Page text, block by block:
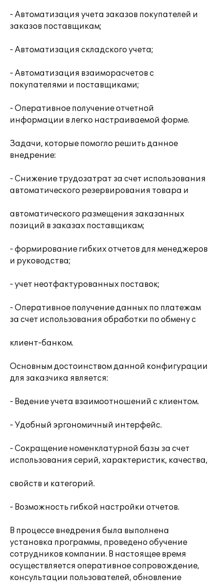
- Автоматизация учета заказов покупателей и
заказов поставщикам;
- Автоматизация складского учета;
- Автоматизация взаиморасчетов с
покупателями и поставщиками;
- Оперативное получение отчетной
информации в легко настраиваемой форме.
Задачи, которые помогло решить данное
внедрение:
- Снижение трудозатрат за счет использования
автоматического резервирования товара и
автоматического размещения заказанных
позиций в заказах поставщикам;
- формирование гибких отчетов для менеджеров
и руководства;
- учет неотфактурованных поставок;
- Оперативное получение данных по платежам
за счет использования обработки по обмену с
клиент-банком.
Основным достоинством данной конфигурации
для заказчика является:
- Ведение учета взаимоотношений с клиентом.
- Удобный эргономичный интерфейс.
- Сокращение номенклатурной базы за счет
использования серий, характеристик, качества,
свойств и категорий.
- Возможность гибкой настройки отчетов.
В процессе внедрения была выполнена
установка программы, проведено обучение
сотрудников компании. В настоящее время
осуществляется оперативное сопровождение,
консультации пользователей, обновление